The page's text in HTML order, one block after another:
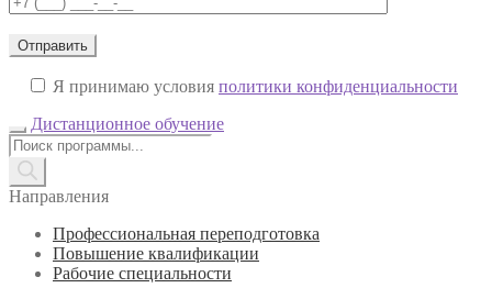
Я принимаю условия политики конфиденциальности
Дистанционное обучение
Поиск
товаров
Направления
Профессиональная переподготовка
Повышение квалификации
Рабочие специальности